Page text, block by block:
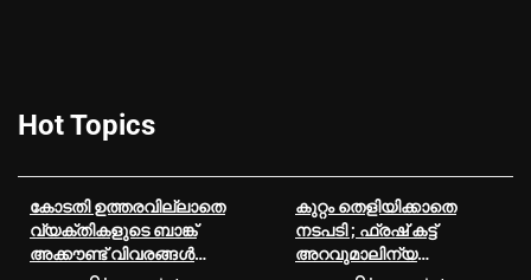
Hot Topics
കോടതി ഉത്തരവില്ലാതെ
വ്യക്തികളുടെ ബാങ്ക്
അക്കൗണ്ട് വിവരങ്ങള്‍
കുറ്റം തെളിയിക്കാതെ
നടപടി ; ഫ്രഷ് കട്ട്
അറവുമാലിന്യ